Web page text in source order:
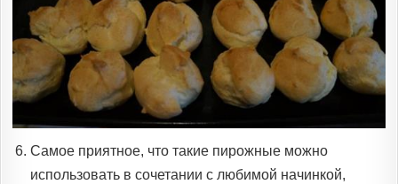
Самое приятное, что такие пирожные можно
использовать в сочетании с любимой начинкой,